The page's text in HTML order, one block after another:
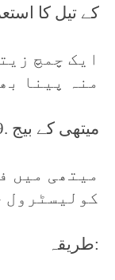
کے تیل کا
ایک چمچ
منہ پینا
9. میتھی کے بیج
میتھی میں
کولیسٹرول
طریقہ: